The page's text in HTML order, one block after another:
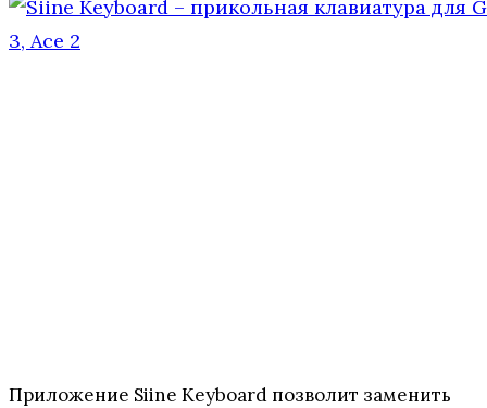
Приложение Siine Keyboard позволит заменить